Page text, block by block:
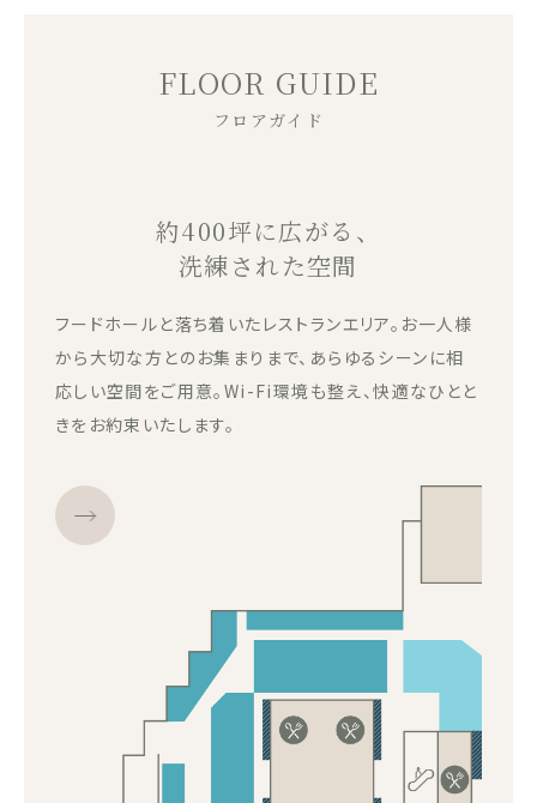
FLOOR GUIDE
フロアガイド
約400坪に広がる、
洗練された空間
フードホールと落ち着いたレストランエリア。お一人様
から大切な方とのお集まりまで、あらゆるシーンに相
応しい空間をご用意。Wi-Fi環境も整え、快適なひとと
きをお約束いたします。